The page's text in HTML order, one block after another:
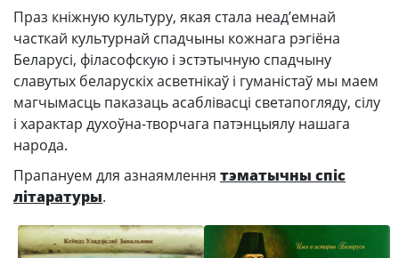
Праз кніжную культуру, якая стала неад’емнай
часткай культурнай спадчыны кожнага рэгіёна
Беларусі, філасофскую і эстэтычную спадчыну
славутых беларускіх асветнікаў і гуманістаў мы маем
магчымасць паказаць асаблівасці светапогляду, сілу
і характар духоўна-творчага патэнцыялу нашага
народа.
Прапануем для азнаямлення тэматычны спіс
літаратуры.